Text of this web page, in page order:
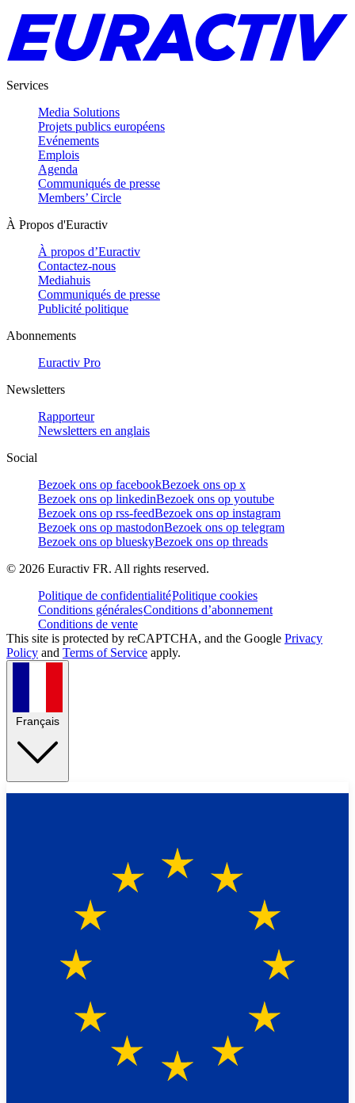
Services
Media Solutions
Projets publics européens
Evénements
Emplois
Agenda
Communiqués de presse
Members’ Circle
À Propos d'Euractiv
À propos d’Euractiv
Contactez-nous
Mediahuis
Communiqués de presse
Publicité politique
Abonnements
Euractiv Pro
Newsletters
Rapporteur
Newsletters en anglais
Social
Bezoek ons op facebookBezoek ons op x
Bezoek ons op linkedinBezoek ons op youtube
Bezoek ons op rss-feedBezoek ons op instagram
Bezoek ons op mastodonBezoek ons op telegram
Bezoek ons op blueskyBezoek ons op threads
© 2026 Euractiv FR. All rights reserved.
Politique de confidentialitéPolitique cookies
Conditions généralesConditions d’abonnement
Conditions de vente
This site is protected by reCAPTCHA, and the Google Privacy
Policy and Terms of Service apply.
Français